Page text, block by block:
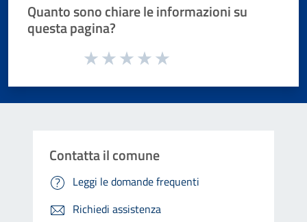
Quanto sono chiare le informazioni su
questa pagina?
Valuta da 1 a 5 stelle la pagina
Contatta il comune
Leggi le domande frequenti
Richiedi assistenza